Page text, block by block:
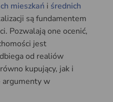
mieszkań i średnich
są fundamentem
Pozwalają one ocenić,
jest
od realiów
kupujący, jak i
argumenty w